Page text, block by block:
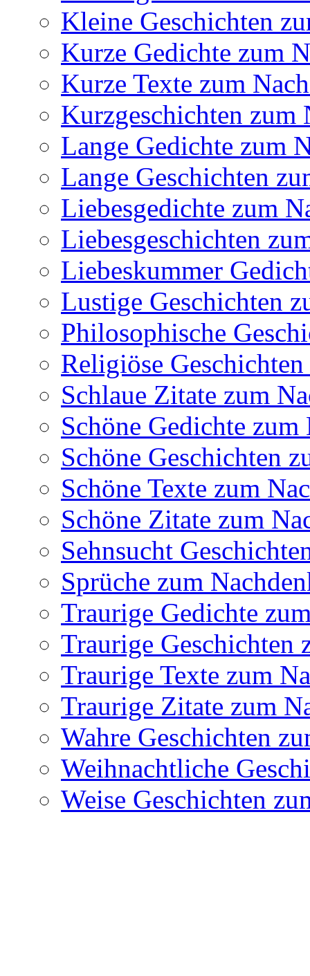
Kleine Geschichten
Kurze Gedichte zum
Kurze Texte zum
Kurzgeschichten zum
Lange Gedichte zum
Lange Geschichten
Liebesgedichte zum
Liebesgeschichten
Liebeskummer
Lustige Geschichten
Philosophische
Religiöse
Schlaue Zitate zum
Schöne Gedichte zum
Schöne Geschichten
Schöne Texte zum
Schöne Zitate zum
Sehnsucht
Sprüche zum
Traurige Gedichte
Traurige Geschichten
Traurige Texte zum
Traurige Zitate zum
Wahre Geschichten
Weihnachtliche
Weise Geschichten